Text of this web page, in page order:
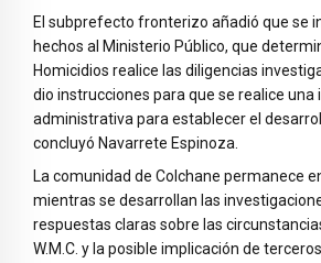
El subprefecto fronterizo añadió que se
hechos al Ministerio Público, que
Homicidios realice las diligencias
dio instrucciones para que se realice una
administrativa para establecer el
concluyó Navarrete Espinoza.
La comunidad de Colchane permanece
mientras se desarrollan las
respuestas claras sobre las
W.M.C. y la posible implicación de